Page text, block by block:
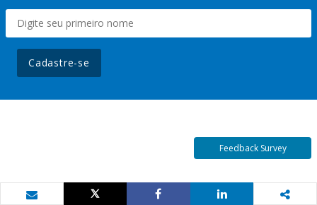
Cadastre-se
Feedback Survey